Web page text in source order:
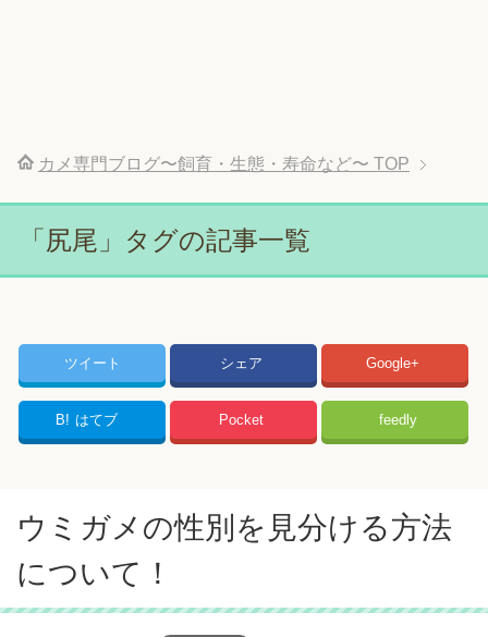
カメ専門ブログ〜飼育・生態・寿命など〜 TOP
「尻尾」タグの記事一覧
ツイート シェア Google+
B! はてブ Pocket feedly
ウミガメの性別を見分ける方法
について！